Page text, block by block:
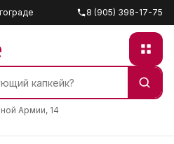
8 (905) 398-17-75
Армии, 14